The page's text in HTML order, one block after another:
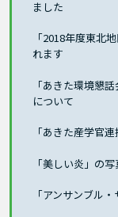
ました
「2018年度東北
れます
「あきた環境懇
について
「あきた産学官
「美しい炎」の
「アンサンブル